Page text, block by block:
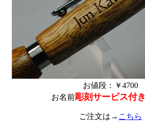
お値段：￥4700
お名前彫刻サービス付き
ご注文は→ こちら